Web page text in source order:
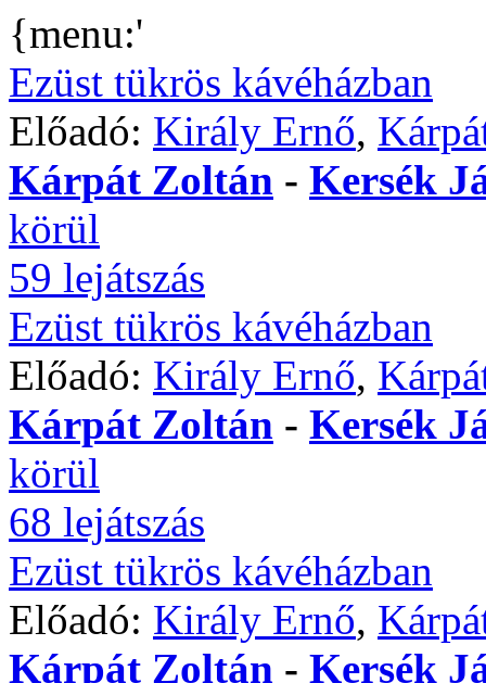
{menu:'
Ezüst tükrös kávéházban
Előadó: Király Ernő,
Kárpát Zoltán - Kersék
körül
59 lejátszás
Ezüst tükrös kávéházban
Előadó: Király Ernő,
Kárpát Zoltán - Kersék
körül
68 lejátszás
Ezüst tükrös kávéházban
Előadó: Király Ernő,
Kárpát Zoltán - Kersék